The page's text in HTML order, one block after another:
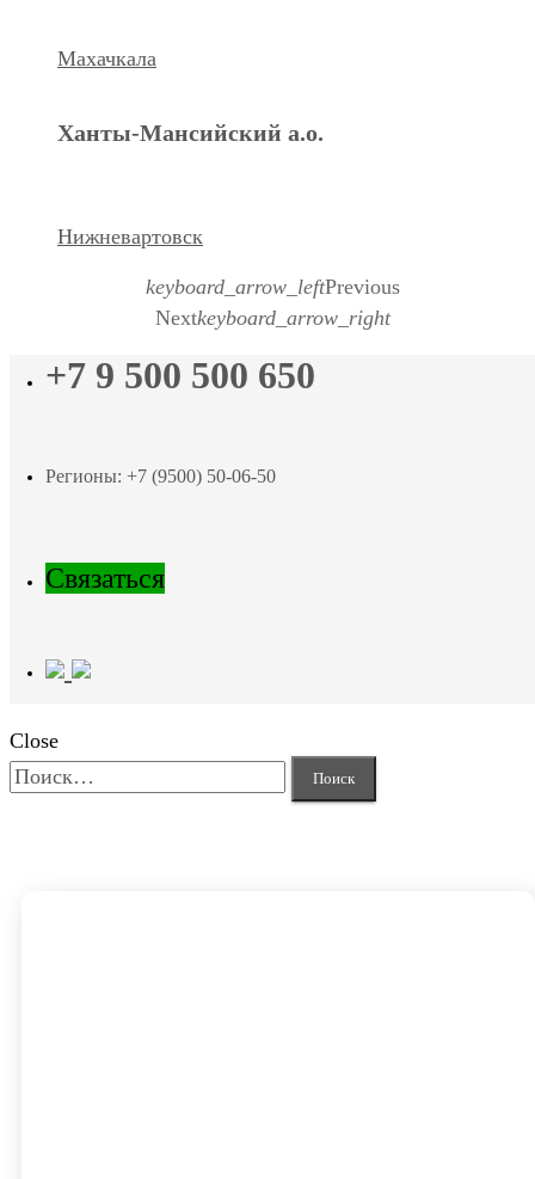
Махачкала
Ханты-Мансийский а.о.
Нижневартовск
keyboard_arrow_leftPrevious
Nextkeyboard_arrow_right
+7 9 500 500 650
Регионы: +7 (9500) 50-06-50
Связаться
Close
Найти: